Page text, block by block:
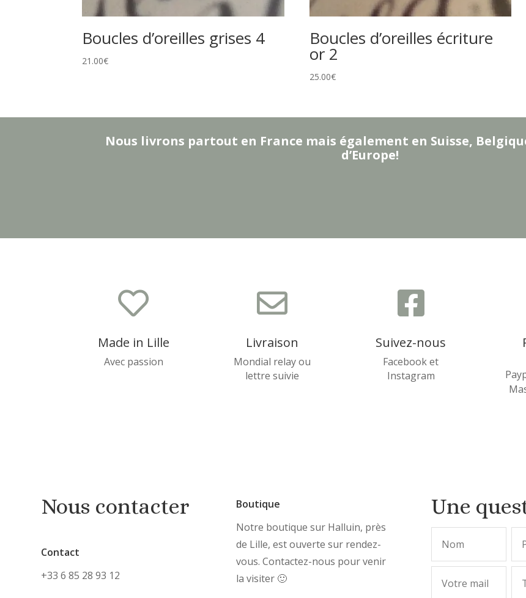
Boucles d’oreilles grises 4
21.00€
Boucles d’oreilles écriture
or 2
25.00€
Nous livrons partout en France mais également en Suisse,
d’Europe!

Made in Lille
Avec passion

Livraison
Mondial relay ou
lettre suivie

Suivez-nous
Facebook et
Instagram
Nous contacter
Contact
+33 6 85 28 93 12
Boutique
Notre boutique sur Halluin, près
de Lille, est ouverte sur rendez-
vous. Contactez-nous pour venir
la visiter 🙂
Une